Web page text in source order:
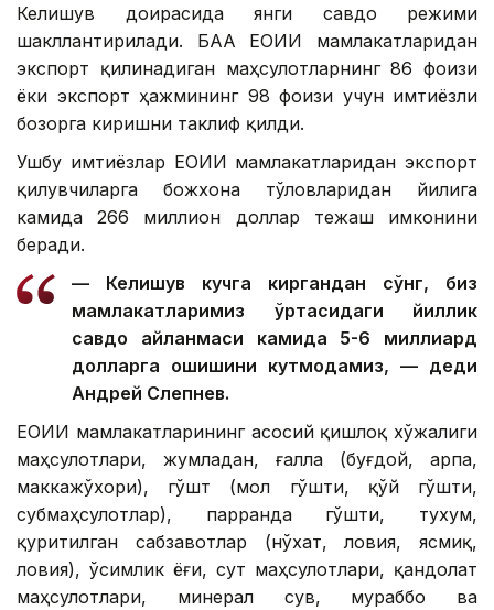
Келишув доирасида янги савдо режими
шакллантирилади. БАА ЕОИИ мамлакатларидан
экспорт қилинадиган маҳсулотларнинг 86 фоизи
ёки экспорт ҳажмининг 98 фоизи учун имтиёзли
бозорга киришни таклиф қилди.
Ушбу имтиёзлар ЕОИИ мамлакатларидан экспорт
қилувчиларга божхона тўловларидан йилига
камида 266 миллион доллар тежаш имконини
беради.
— Келишув кучга киргандан сўнг, биз
мамлакатларимиз ўртасидаги йиллик
савдо айланмаси камида 5-6 миллиард
долларга ошишини кутмоқдамиз, — деди
Андрей Слепнев.
ЕОИИ мамлакатларининг асосий қишлоқ хўжалиги
маҳсулотлари, жумладан, ғалла (буғдой, арпа,
маккажўхори), гўшт (мол гўшти, қўй гўшти,
субмаҳсулотлар), парранда гўшти, тухум,
қуритилган сабзавотлар (нўхат, ловия, ясмиқ,
ловия), ўсимлик ёғи, сут маҳсулотлари, қандолат
маҳсулотлари, минерал сув, мураббо ва